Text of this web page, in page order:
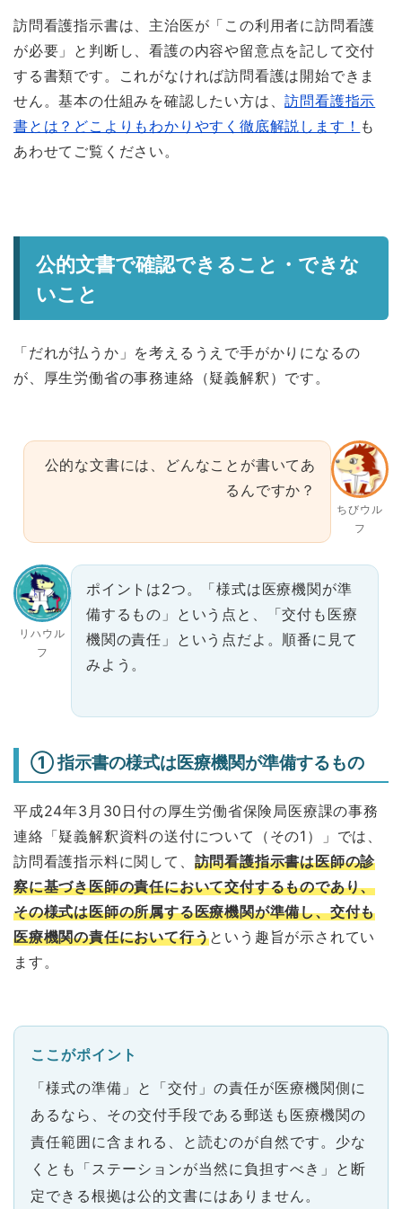
訪問看護指示書は、主治医が「この利用者に訪問看護
が必要」と判断し、看護の内容や留意点を記して交付
する書類です。これがなければ訪問看護は開始できま
せん。基本の仕組みを確認したい方は、訪問看護指示
書とは？どこよりもわかりやすく徹底解説します！ も
あわせてご覧ください。
公的文書で確認できること・できな
いこと
「だれが払うか」を考えるうえで手がかりになるの
が、厚生労働省の事務連絡（疑義解釈）です。
ちびウル
フ
公的な文書には、どんなことが書いてあ
るんですか？
リハウル
フ
ポイントは2つ。「様式は医療機関が準
備するもの」という点と、「交付も医療
機関の責任」という点だよ。順番に見て
みよう。
① 指示書の様式は医療機関が準備するもの
平成24年3月30日付の厚生労働省保険局医療課の事務
連絡「疑義解釈資料の送付について（その1）」では、
訪問看護指示料に関して、 訪問看護指示書は医師の診
察に基づき医師の責任において交付するものであり、
その様式は医師の所属する医療機関が準備し、交付も
医療機関の責任において行うという趣旨が示されてい
ます。
ここがポイント
「様式の準備」と「交付」の責任が医療機関側に
あるなら、その交付手段である郵送も医療機関の
責任範囲に含まれる、と読むのが自然です。少な
くとも「ステーションが当然に負担すべき」と断
定できる根拠は公的文書にはありません。